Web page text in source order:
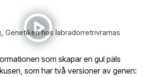
Genetiken hos labradorretrivrarnas
som skapar en gul päls
som har två versioner av genen: